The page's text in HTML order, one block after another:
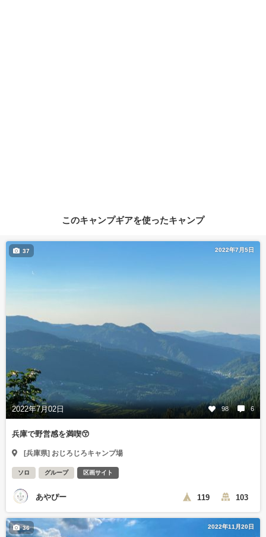
このキャンプギアを使ったキャンプ
2022年7月5日
2022年7月02日 98 6
37
兵庫で野営感を満喫😙
[兵庫県] おじろじろキャンプ場
ソロ グループ 区画サイト
あやぴー 119 103
2022年11月20日
36